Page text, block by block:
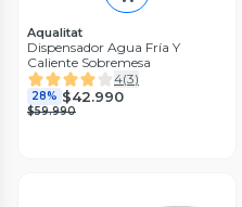
Aqualitat
Dispensador Agua Fría Y
Caliente Sobremesa
4(3)
28% $42.990
$59.990